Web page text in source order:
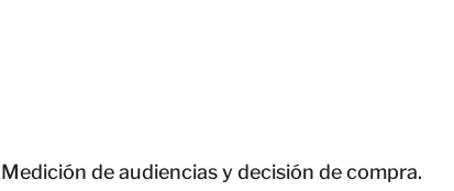
Medición de audiencias y decisión de compra.